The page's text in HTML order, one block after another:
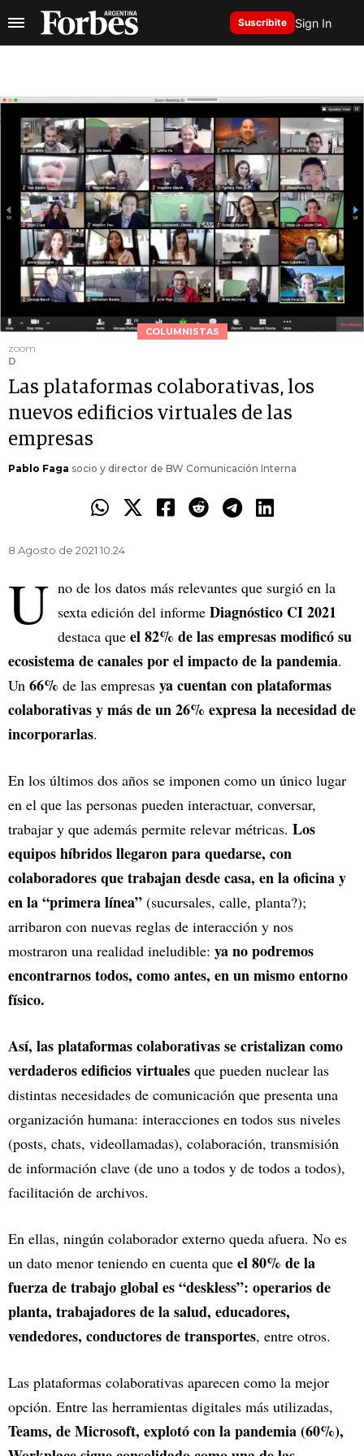
Suscribite Sign In
COLUMNISTAS
zoom
D
Las plataformas colaborativas, los
nuevos edificios virtuales de las
empresas
Pablo Faga socio y director de BW Comunicación Interna
8 Agosto de 2021 10.24
U no de los datos más relevantes que surgió en la
sexta edición del informe Diagnóstico CI 2021
destaca que el 82% de las empresas modificó su
ecosistema de canales por el impacto de la pandemia.
Un 66% de las empresas ya cuentan con plataformas
colaborativas y más de un 26% expresa la necesidad de
incorporarlas.
En los últimos dos años se imponen como un único lugar
en el que las personas pueden interactuar, conversar,
trabajar y que además permite relevar métricas. Los
equipos híbridos llegaron para quedarse, con
colaboradores que trabajan desde casa, en la oficina y
en la “primera línea” (sucursales, calle, planta?);
arribaron con nuevas reglas de interacción y nos
mostraron una realidad ineludible: ya no podremos
encontrarnos todos, como antes, en un mismo entorno
físico.
Así, las plataformas colaborativas se cristalizan como
verdaderos edificios virtuales que pueden nuclear las
distintas necesidades de comunicación que presenta una
organización humana: interacciones en todos sus niveles
(posts, chats, videollamadas), colaboración, transmisión
de información clave (de uno a todos y de todos a todos),
facilitación de archivos.
En ellas, ningún colaborador externo queda afuera. No es
un dato menor teniendo en cuenta que el 80% de la
fuerza de trabajo global es “deskless”: operarios de
planta, trabajadores de la salud, educadores,
vendedores, conductores de transportes, entre otros.
Las plataformas colaborativas aparecen como la mejor
opción. Entre las herramientas digitales más utilizadas,
Teams, de Microsoft, explotó con la pandemia (60%),